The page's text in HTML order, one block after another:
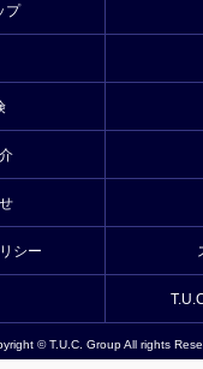
プ
シー
© T.U.C. Group All rights